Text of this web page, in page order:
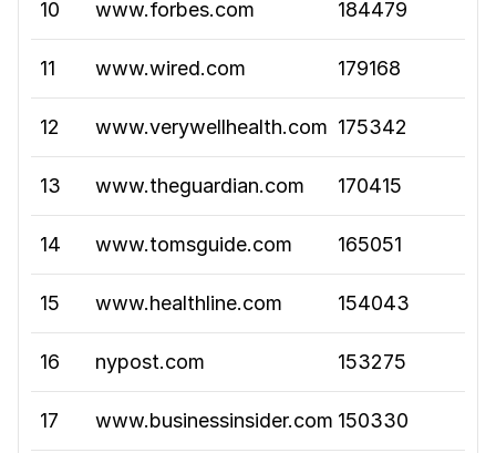
10 www.forbes.com 184479
11 www.wired.com 179168
12 www.verywellhealth.com 175342
13 www.theguardian.com 170415
14 www.tomsguide.com 165051
15 www.healthline.com 154043
16 nypost.com 153275
17 www.businessinsider.com 150330